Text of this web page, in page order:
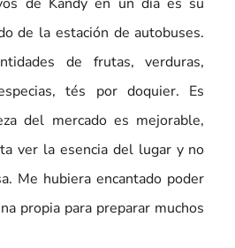
de la estación de autobuses.
de frutas, verduras,
tés por doquier. Es
del mercado es mejorable,
ver la esencia del lugar y no
Me hubiera encantado poder
propia para preparar muchos